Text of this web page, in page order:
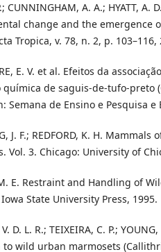
CUNNINGHAM, A. A.; HYATT, A.
change and the emergence
Tropica, v. 78, n. 2, p. 103–116,
E. V. et al. Efeitos da
química de saguis-de-tufo-preto
Semana de Ensino e Pesquisa
J. F.; REDFORD, K. H.
Vol. 3. Chicago: University of
E. Restraint and Handling of
State University Press, 1995.
V. D. L. R.; TEIXEIRA, C. P.;
to wild urban marmosets